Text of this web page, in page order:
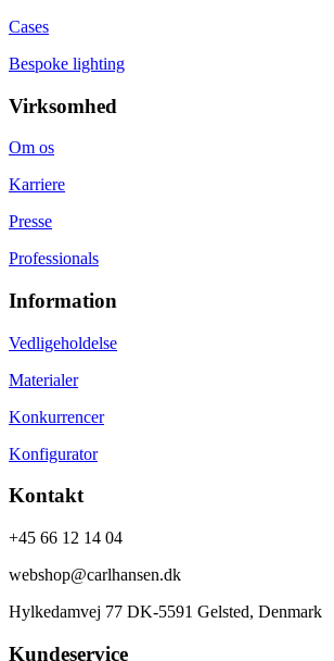
Cases
Bespoke lighting
Virksomhed
Om os
Karriere
Presse
Professionals
Information
Vedligeholdelse
Materialer
Konkurrencer
Konfigurator
Kontakt
+45 66 12 14 04
webshop@carlhansen.dk
Hylkedamvej 77 DK-5591 Gelsted, Denmark
Kundeservice